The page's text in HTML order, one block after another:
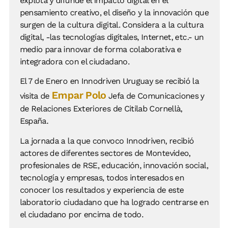
pensamiento creativo, el diseño y la innovación que
surgen de la cultura digital. Considera a la cultura
digital, -las tecnologías digitales, Internet, etc.- un
medio para innovar de forma colaborativa e
integradora con el ciudadano.
El 7 de Enero en Innodriven Uruguay se recibió la
visita de Empar Polo Jefa de Comunicaciones y
de Relaciones Exteriores de Citilab Cornellà,
España.
La jornada a la que convoco Innodriven, recibió
actores de diferentes sectores de Montevideo,
profesionales de RSE, educación, innovación social,
tecnología y empresas, todos interesados en
conocer los resultados y experiencia de este
laboratorio ciudadano que ha logrado centrarse en
el ciudadano por encima de todo.